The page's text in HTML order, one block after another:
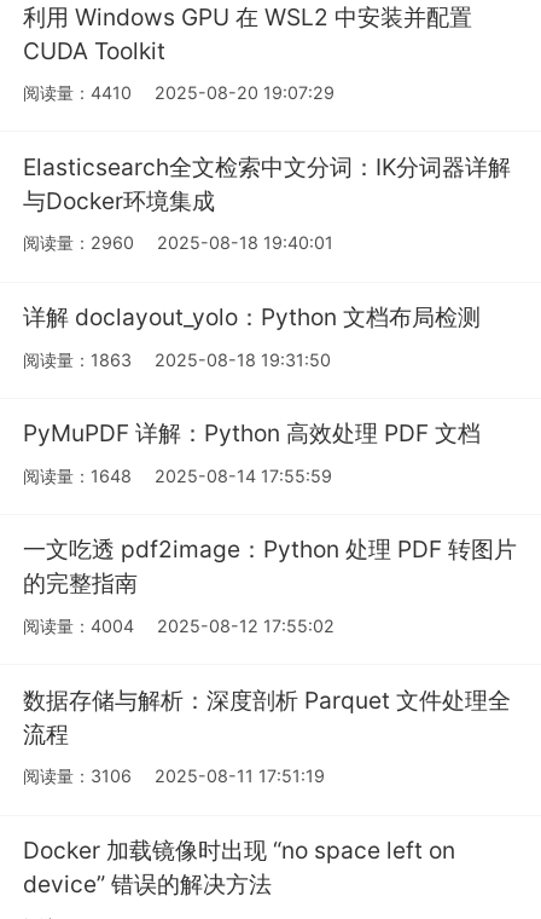
利用 Windows GPU 在 WSL2 中安装并配置
CUDA Toolkit
阅读量：4410 2025-08-20 19:07:29
Elasticsearch全文检索中文分词：IK分词器详解
与Docker环境集成
阅读量：2960 2025-08-18 19:40:01
详解 doclayout_yolo：Python 文档布局检测
阅读量：1863 2025-08-18 19:31:50
PyMuPDF 详解：Python 高效处理 PDF 文档
阅读量：1648 2025-08-14 17:55:59
一文吃透 pdf2image：Python 处理 PDF 转图片
的完整指南
阅读量：4004 2025-08-12 17:55:02
数据存储与解析：深度剖析 Parquet 文件处理全
流程
阅读量：3106 2025-08-11 17:51:19
Docker 加载镜像时出现 “no space left on
device” 错误的解决方法